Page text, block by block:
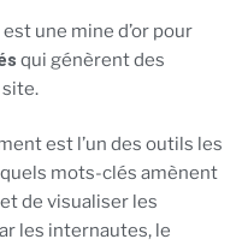
est une mine d’or pour
qui génèrent des
est l’un des outils les
mots-clés amènent
de visualiser les
les internautes, le